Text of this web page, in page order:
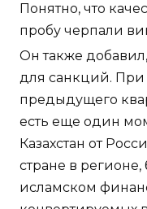
Понятно, что
пробу черпали
Он также
для санкций. При
предыдущего
есть еще один
Казахстан от
стране в
исламском